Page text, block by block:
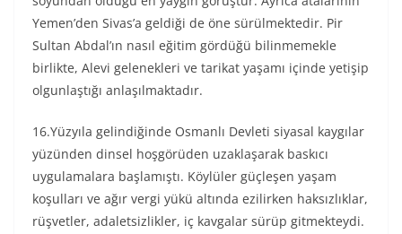
Yemen’den Sivas’a geldiği de öne sürülmektedir. Pir
Sultan Abdal’ın nasıl eğitim gördüğü bilinmemekle
birlikte, Alevi gelenekleri ve tarikat yaşamı içinde yetişip
olgunlaştığı anlaşılmaktadır.
16.Yüzyıla gelindiğinde Osmanlı Devleti siyasal kaygılar
yüzünden dinsel hoşgörüden uzaklaşarak baskıcı
uygulamalara başlamıştı. Köylüler güçleşen yaşam
koşulları ve ağır vergi yükü altında ezilirken haksızlıklar,
rüşvetler, adaletsizlikler, iç kavgalar sürüp gitmekteydi.